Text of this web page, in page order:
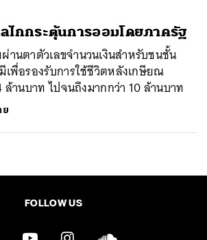
ไกกระตุ้นการออมโดยภาครัฐ
านตาตัวเลขจำนวนเงินสำหรับชนชั้น
เพื่อรองรับการใช้ชีวิตหลังเกษียณ
ล้านบาท ไปจนถึงมากกว่า 10 ล้านบาท
FOLLOW US